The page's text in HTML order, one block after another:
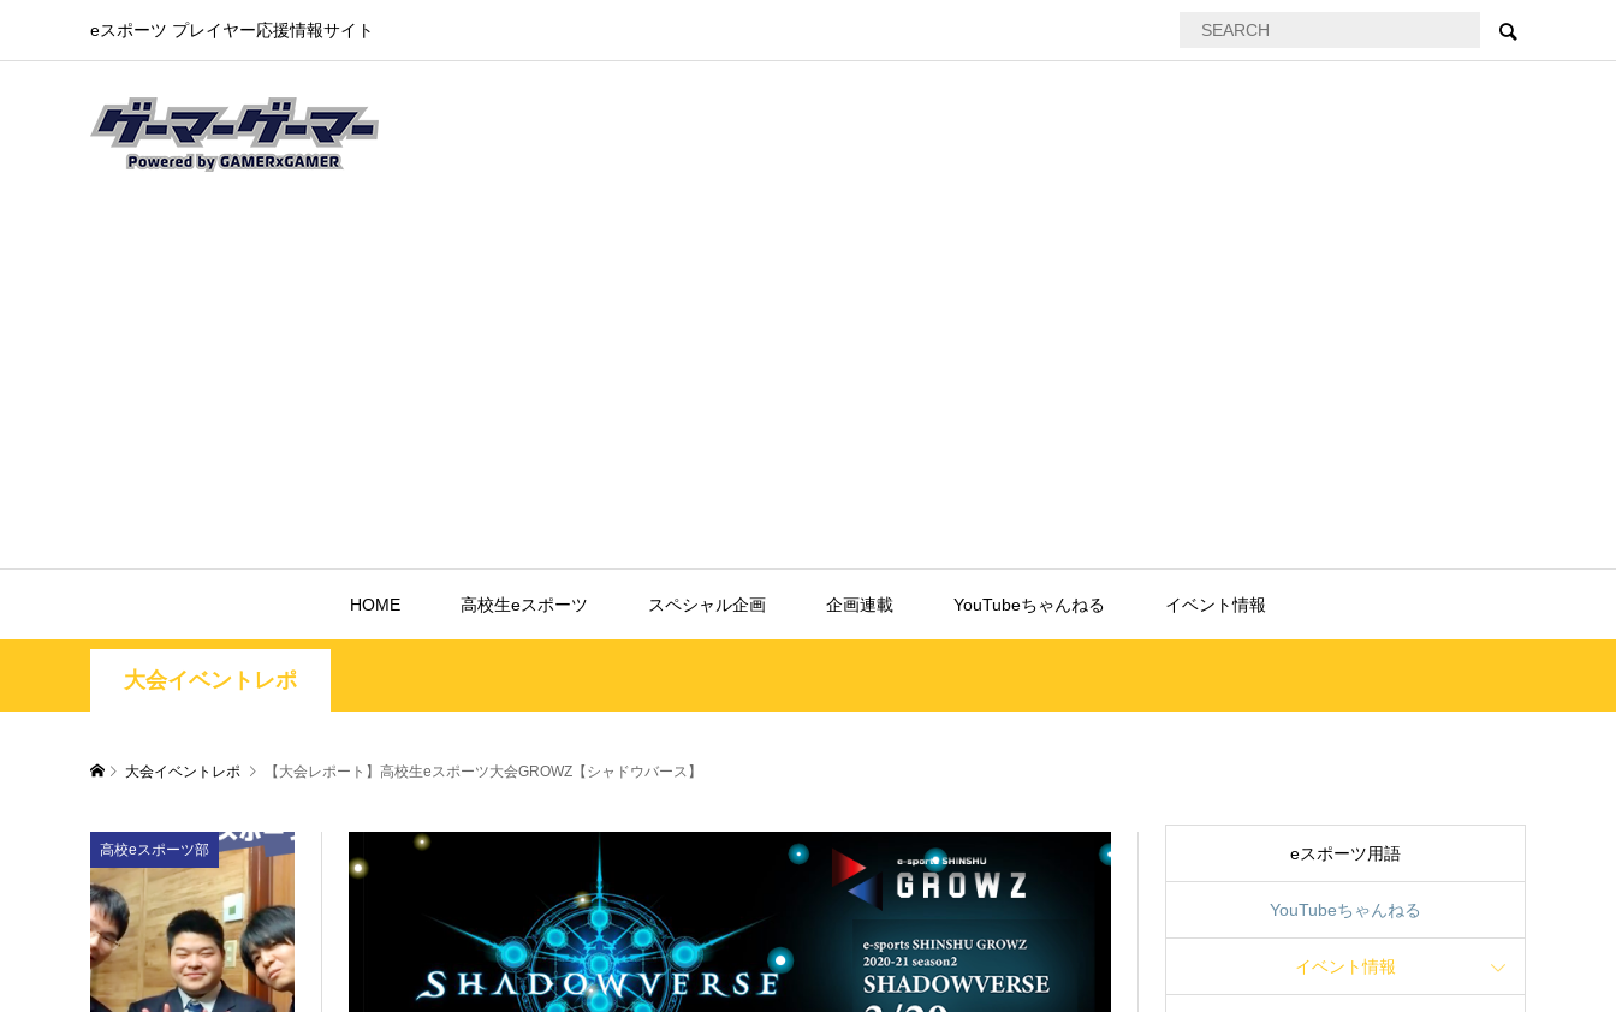
eスポーツ プレイヤー応援情報サイト
HOME 高校生eスポーツ スペシャル企画 企画連載 YouTubeちゃんねる イベント情報
大会イベントレポ
大会イベントレポ 【大会レポート】高校生eスポーツ大会GROWZ【シャドウバース】
高校eスポーツ部 eスポーツ用語
YouTubeちゃんねる
イベント情報